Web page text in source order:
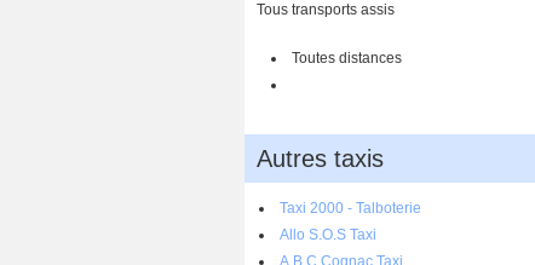
Tous transports assis
Toutes distances
Autres taxis
Taxi 2000 - Talboterie
Allo S.O.S Taxi
A.B.C Cognac Taxi